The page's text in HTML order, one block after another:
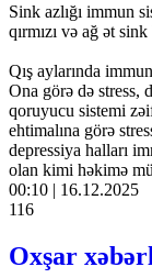
Sink azlığı immun
qırmızı və ağ ət
Qış aylarında
Ona görə də stress,
qoruyucu sistemi
ehtimalına görə
depressiya halları
olan kimi həkimə
00:10 | 16.12.2025
116
Oxşar